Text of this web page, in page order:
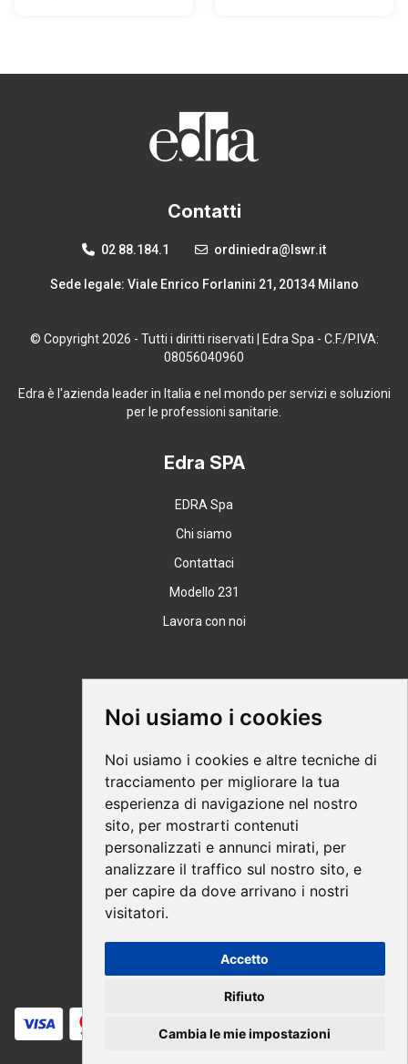
Noi usiamo i cookies
Noi usiamo i cookies e altre tecniche di
tracciamento per migliorare la tua
esperienza di navigazione nel nostro
sito, per mostrarti contenuti
personalizzati e annunci mirati, per
analizzare il traffico sul nostro sito, e
per capire da dove arrivano i nostri
visitatori.
Accetto
Rifiuto
Cambia le mie impostazioni
Contatti
02 88.184.1 ordiniedra@lswr.it
Sede legale: Viale Enrico Forlanini 21, 20134 Milano
© Copyright 2026 - Tutti i diritti riservati | Edra Spa - C.F./P.IVA:
08056040960
Edra è l'azienda leader in Italia e nel mondo per servizi e soluzioni
per le professioni sanitarie.
Edra SPA
EDRA Spa
Chi siamo
Contattaci
Modello 231
Lavora con noi
Supporto
Modalità di acquisto
Ebook help
Privacy
Recesso
Spedizione
Pagamenti sicuri